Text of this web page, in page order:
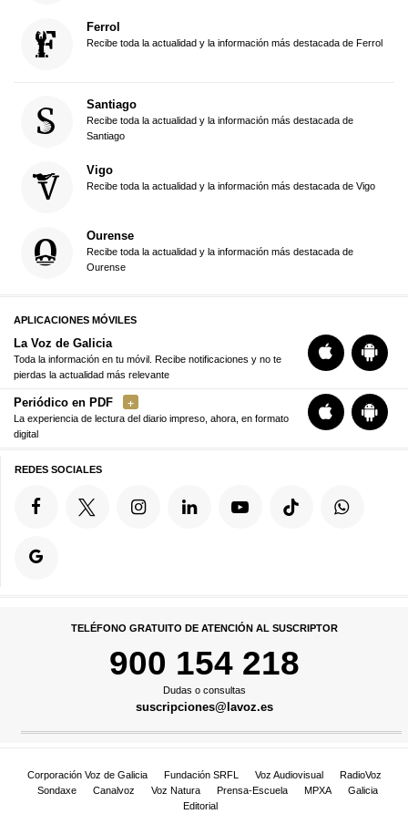
Ferrol
Recibe toda la actualidad y la información más destacada de Ferrol
Santiago
Recibe toda la actualidad y la información más destacada de
Santiago
Vigo
Recibe toda la actualidad y la información más destacada de Vigo
Ourense
Recibe toda la actualidad y la información más destacada de
Ourense
APLICACIONES MÓVILES
La Voz de Galicia
Toda la información en tu móvil. Recibe notificaciones y no te
pierdas la actualidad más relevante
Periódico en PDF
La experiencia de lectura del diario impreso, ahora, en formato
digital
REDES SOCIALES
TELÉFONO GRATUITO DE ATENCIÓN AL SUSCRIPTOR
900 154 218
Dudas o consultas
suscripciones@lavoz.es
Corporación Voz de Galicia Fundación SRFL Voz Audiovisual
RadioVoz
Sondaxe
Canalvoz Voz Natura Prensa-Escuela MPXA
Galicia
Editorial